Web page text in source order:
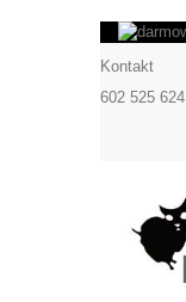
Kontakt
602 525 624